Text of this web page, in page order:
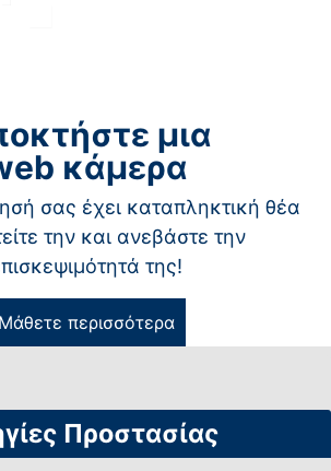
μια
κάμερα
σας έχει καταπληκτική θέα
την και ανεβάστε την
της!
Μάθετε περισσότερα
Προστασίας